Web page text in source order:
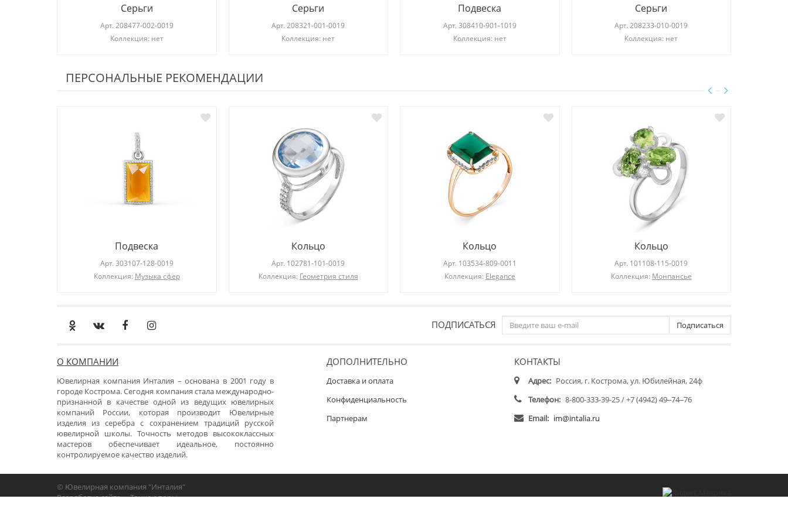
Серьги
Арт. 208477-002-0019
Коллекция: нет
Серьги
Арт.208321-001-0019
Коллекция: нет
Подвеска
Арт. 308410-901-1019
Коллекция: нет
Серьги
Арт.208233-010-0019
Коллекция: нет
ПЕРСОНАЛЬНЫЕ РЕКОМЕНДАЦИИ
Подвеска
Арт. 303107-128-0019
Коллекция: Музыка сфер
Кольцо
Арт. 102781-101-0019
Коллекция: Геометрия стиля
Кольцо
Арт. 103534-809-0011
Коллекция: Elegance
Кольцо
Арт. 101108-115-0019
Коллекция: Монпансье
ПОДПИСАТЬСЯ Подписаться
О КОМПАНИИ
Ювелирная компания Инталия – основана в 2001 году в
городе Кострома. Сегодня компания стала международно-
признанной в качестве одной из ведущих ювелирных
компаний России, которая производит Ювелирные
изделия из серебра с сохранением традиций русской
ювелирной школы. Точность методов высококлассных
мастеров обеспечивает идеальное, постоянно
контролируемое качество изделий.
ДОПОЛНИТЕЛЬНО
Доставка и оплата
Конфиденциальность
Партнерам
КОНТАКТЫ
Адрес: Россия, г. Кострома, ул. Юбилейная, 24ф
Телефон: 8-800-333-39-25 / +7 (4942) 49‒74‒76
Email: im@intalia.ru
© Ювелирная компания "Инталия"
Разработка сайта -«Точка опоры»